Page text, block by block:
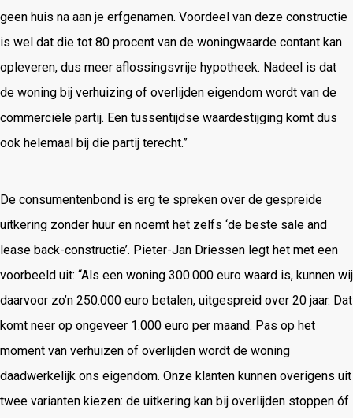
geen huis na aan je erfgenamen. Voordeel van deze constructie
is wel dat die tot 80 procent van de woningwaarde contant kan
opleveren, dus meer aflossingsvrije hypotheek. Nadeel is dat
de woning bij verhuizing of overlijden eigendom wordt van de
commerciële partij. Een tussentijdse waardestijging komt dus
ook helemaal bij die partij terecht.”
De consumentenbond is erg te spreken over de gespreide
uitkering zonder huur en noemt het zelfs ‘de beste sale and
lease back-constructie’. Pieter-Jan Driessen legt het met een
voorbeeld uit: “Als een woning 300.000 euro waard is, kunnen wij
daarvoor zo’n 250.000 euro betalen, uitgespreid over 20 jaar. Dat
komt neer op ongeveer 1.000 euro per maand. Pas op het
moment van verhuizen of overlijden wordt de woning
daadwerkelijk ons eigendom. Onze klanten kunnen overigens uit
twee varianten kiezen: de uitkering kan bij overlijden stoppen óf